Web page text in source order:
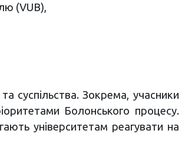
(VUB),
суспільства. Зокрема, учасники
Болонського процесу.
університетам реагувати на